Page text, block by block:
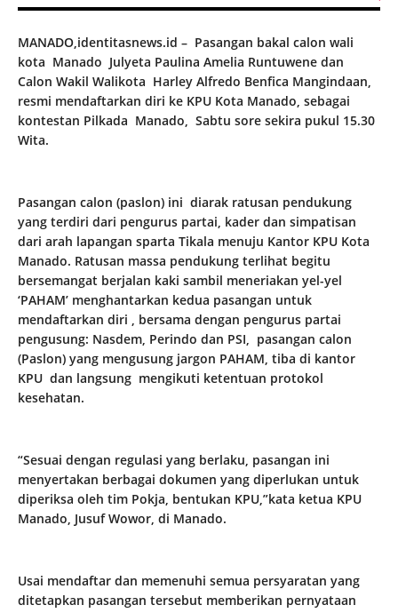
MANADO,identitasnews.id – Pasangan bakal calon wali
kota Manado Julyeta Paulina Amelia Runtuwene dan
Calon Wakil Walikota Harley Alfredo Benfica Mangindaan,
resmi mendaftarkan diri ke KPU Kota Manado, sebagai
kontestan Pilkada Manado, Sabtu sore sekira pukul 15.30
Wita.
Pasangan calon (paslon) ini diarak ratusan pendukung
yang terdiri dari pengurus partai, kader dan simpatisan
dari arah lapangan sparta Tikala menuju Kantor KPU Kota
Manado. Ratusan massa pendukung terlihat begitu
bersemangat berjalan kaki sambil meneriakan yel-yel
‘PAHAM’ menghantarkan kedua pasangan untuk
mendaftarkan diri , bersama dengan pengurus partai
pengusung: Nasdem, Perindo dan PSI, pasangan calon
(Paslon) yang mengusung jargon PAHAM, tiba di kantor
KPU dan langsung mengikuti ketentuan protokol
kesehatan.
“Sesuai dengan regulasi yang berlaku, pasangan ini
menyertakan berbagai dokumen yang diperlukan untuk
diperiksa oleh tim Pokja, bentukan KPU,”kata ketua KPU
Manado, Jusuf Wowor, di Manado.
Usai mendaftar dan memenuhi semua persyaratan yang
ditetapkan pasangan tersebut memberikan pernyataan